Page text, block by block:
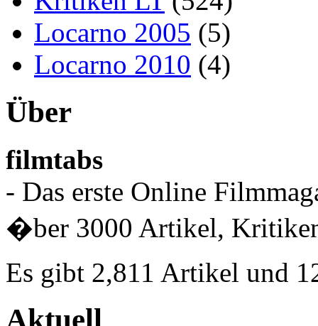
Locarno 2005 (5)
Locarno 2010 (4)
Über
filmtabs
- Das erste Online
�ber 3000 Artikel,
Es gibt 2,811 Artikel und